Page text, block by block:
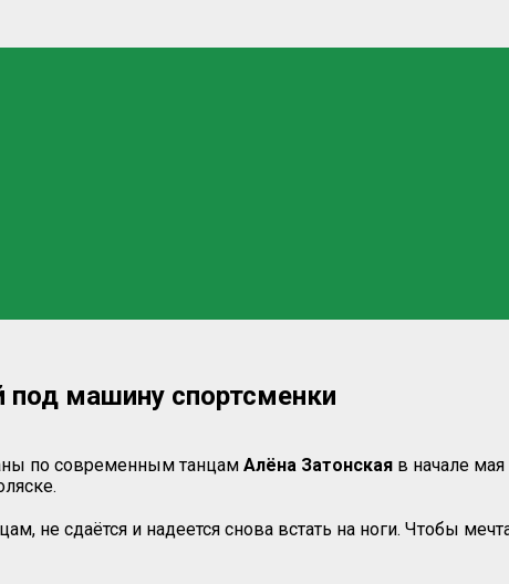
под машину спортсменки
по современным танцам Алёна Затонская в начале
сдаётся и надеется снова встать на ноги. Чтобы